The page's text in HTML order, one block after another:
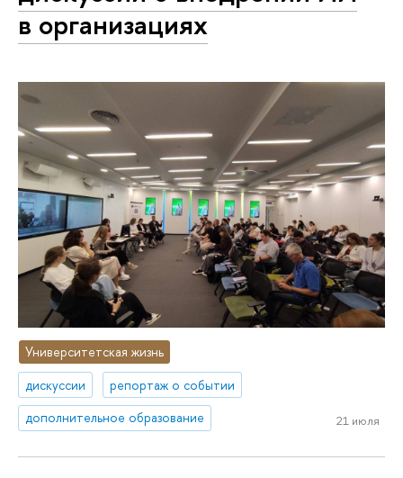
в организациях
Университетская жизнь
дискуссии
репортаж о событии
дополнительное образование
21 июля